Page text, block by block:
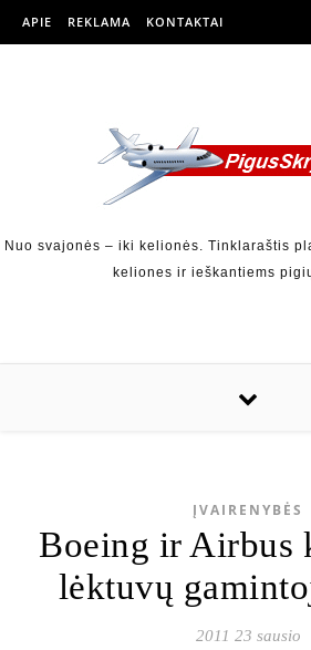
APIE REKLAMA KONTAKTAI
Nuo svajonės – iki kelionės. Tinklaraštis
keliones ir ieškantiems
ĮVAIRENYBĖS
Boeing ir Airbus
lėktuvų
2011 23 sausio